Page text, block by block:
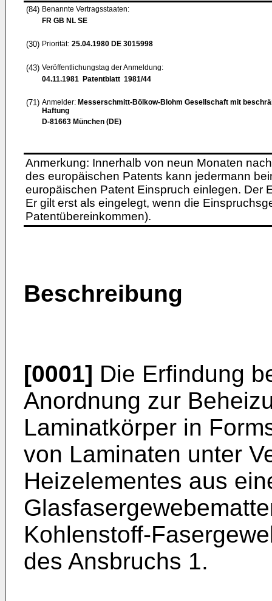
(84) Benannte Vertragsstaaten:
FR GB NL SE
(30) Priorität: 25.04.1980 DE 3015998
(43) Veröffentlichungstag der Anmeldung:
04.11.1981 Patentblatt 1981/44
(71) Anmelder: Messerschmitt-Bölkow-Blohm Gesellschaft mit
Haftung
D-81663 München (DE)
Anmerkung: Innerhalb von neun Monaten
des europäischen Patents kann jedermann
europäischen Patent Einspruch einlegen. Der
Er gilt erst als eingelegt, wenn die
Patentübereinkommen).
Beschreibung
[0001] Die Erfindung
Anordnung zur
Laminatkörper in
von Laminaten unter
Heizelementes aus
Kohlenstoff-
des Ansbruchs 1.